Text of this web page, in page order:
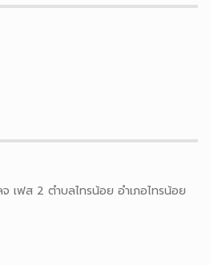
เฟส 2 ตำบลไทรน้อย อำเภอไทรน้อย